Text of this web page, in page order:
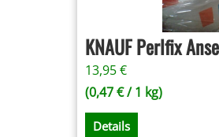
KNAUF Perlfix
13,95€
(0,47€/ 1 kg)
Details